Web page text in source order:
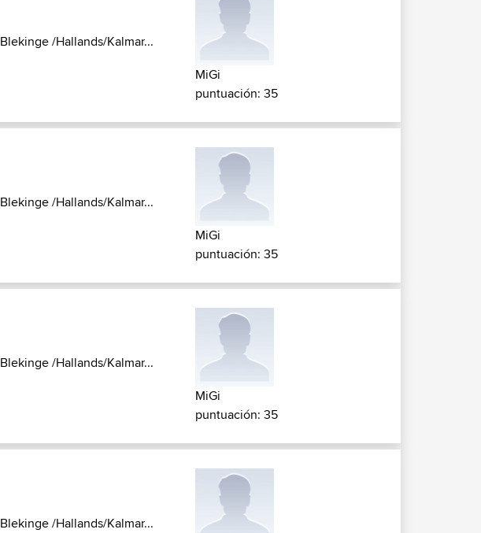
Blekinge /Hallands/Kalmar...
MiGi
puntuación: 35
Blekinge /Hallands/Kalmar...
MiGi
puntuación: 35
Blekinge /Hallands/Kalmar...
MiGi
puntuación: 35
Blekinge /Hallands/Kalmar...